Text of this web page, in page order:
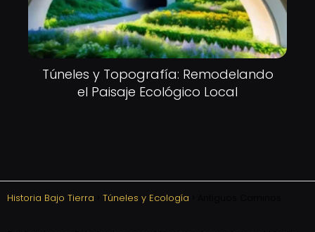
Túneles y Topografía: Remodelando
el Paisaje Ecológico Local
Historia Bajo Tierra Túneles y Ecología